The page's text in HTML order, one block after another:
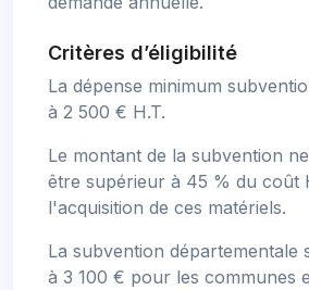
Critères d’éligibilité
La dépense minimum
à 2 500 € H.T.
Le montant de la subvention
être supérieur à 45 % du coût
l'acquisition de ces matériels.
La subvention départementale
à 3 100 € pour les communes